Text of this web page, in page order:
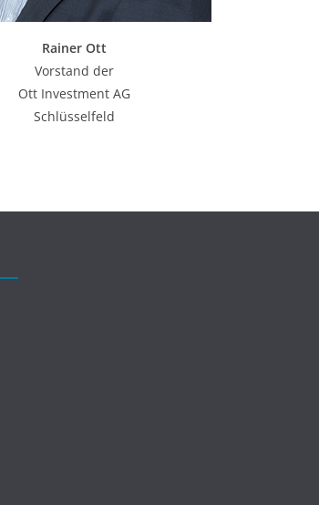
Rainer Ott
Vorstand der
Ott Investment AG
Schlüsselfeld